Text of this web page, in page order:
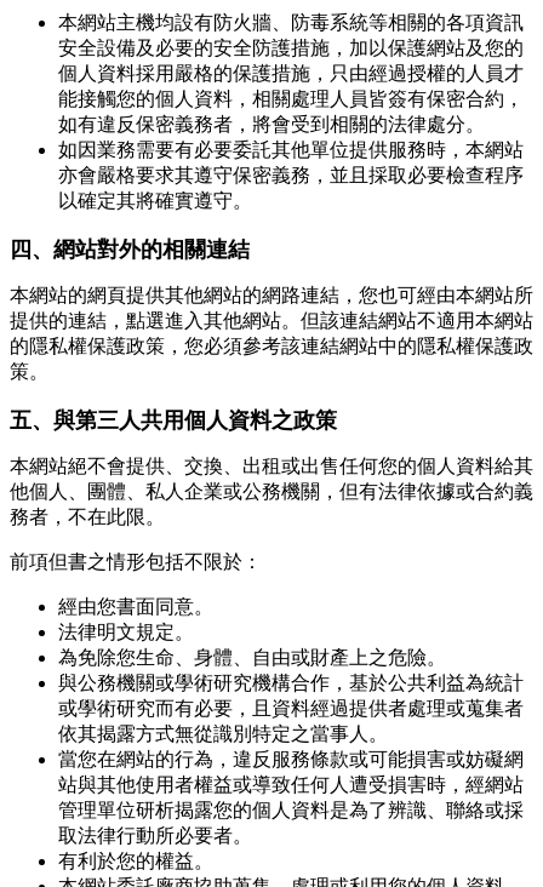
本網站主機均設有防火牆、防毒系統等相關的各項資訊
安全設備及必要的安全防護措施，加以保護網站及您的
個人資料採用嚴格的保護措施，只由經過授權的人員才
能接觸您的個人資料，相關處理人員皆簽有保密合約，
如有違反保密義務者，將會受到相關的法律處分。
如因業務需要有必要委託其他單位提供服務時，本網站
亦會嚴格要求其遵守保密義務，並且採取必要檢查程序
以確定其將確實遵守。
四、網站對外的相關連結
本網站的網頁提供其他網站的網路連結，您也可經由本網站所
提供的連結，點選進入其他網站。但該連結網站不適用本網站
的隱私權保護政策，您必須參考該連結網站中的隱私權保護政
策。
五、與第三人共用個人資料之政策
本網站絕不會提供、交換、出租或出售任何您的個人資料給其
他個人、團體、私人企業或公務機關，但有法律依據或合約義
務者，不在此限。
前項但書之情形包括不限於：
經由您書面同意。
法律明文規定。
為免除您生命、身體、自由或財產上之危險。
與公務機關或學術研究機構合作，基於公共利益為統計
或學術研究而有必要，且資料經過提供者處理或蒐集者
依其揭露方式無從識別特定之當事人。
當您在網站的行為，違反服務條款或可能損害或妨礙網
站與其他使用者權益或導致任何人遭受損害時，經網站
管理單位研析揭露您的個人資料是為了辨識、聯絡或採
取法律行動所必要者。
有利於您的權益。